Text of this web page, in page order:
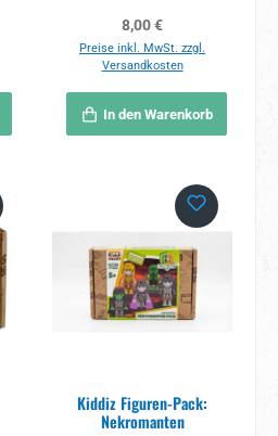
Regulärer Preis:
8,00 €
Preise inkl. MwSt. zzgl.
Versandkosten
In den Warenkorb
Kiddiz Figuren-Pack:
Nekromanten